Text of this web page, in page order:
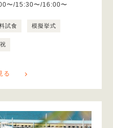
〜/15:30〜/16:00〜
試食 模擬挙式
る